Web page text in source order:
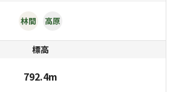
ホテルテントです。
アウトドア気分を満喫いただけま
林間 高原
標高
792.4m